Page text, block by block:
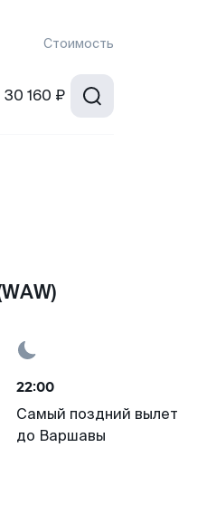
Стоимость
30 160 ₽
22:00
Самый поздний вылет
до Варшавы